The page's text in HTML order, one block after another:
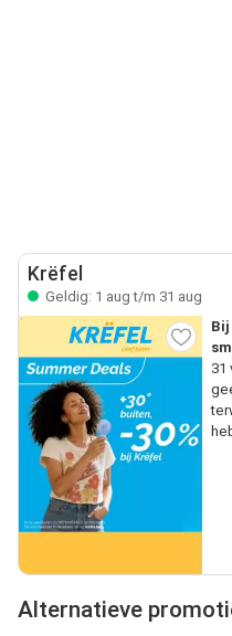
Krëfel
Geldig: 1 aug t/m 31 aug
31
Alternatieve